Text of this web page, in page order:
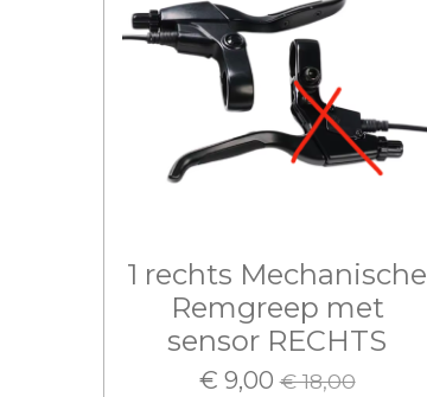
1 rechts Mechanische
Remgreep met
sensor RECHTS
€ 9,00 € 18,00